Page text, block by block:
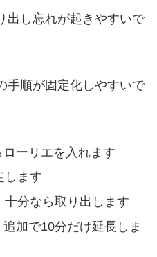
出し忘れが起きやすいで
手順が固定化しやすいで
ーリエを入れます
します
分なら取り出します
加で10分だけ延長しま